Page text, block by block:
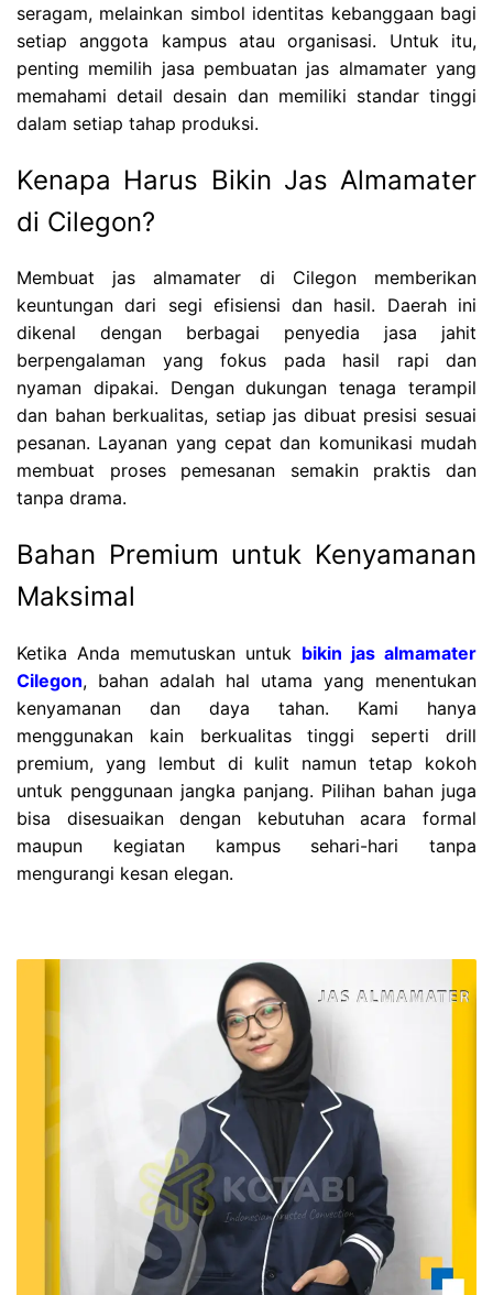
seragam, melainkan simbol identitas kebanggaan bagi
setiap anggota kampus atau organisasi. Untuk itu,
penting memilih jasa pembuatan jas almamater yang
memahami detail desain dan memiliki standar tinggi
dalam setiap tahap produksi.
Kenapa Harus Bikin Jas Almamater
di Cilegon?
Membuat jas almamater di Cilegon memberikan
keuntungan dari segi efisiensi dan hasil. Daerah ini
dikenal dengan berbagai penyedia jasa jahit
berpengalaman yang fokus pada hasil rapi dan
nyaman dipakai. Dengan dukungan tenaga terampil
dan bahan berkualitas, setiap jas dibuat presisi sesuai
pesanan. Layanan yang cepat dan komunikasi mudah
membuat proses pemesanan semakin praktis dan
tanpa drama.
Bahan Premium untuk Kenyamanan
Maksimal
Ketika Anda memutuskan untuk bikin jas almamater
Cilegon, bahan adalah hal utama yang menentukan
kenyamanan dan daya tahan. Kami hanya
menggunakan kain berkualitas tinggi seperti drill
premium, yang lembut di kulit namun tetap kokoh
untuk penggunaan jangka panjang. Pilihan bahan juga
bisa disesuaikan dengan kebutuhan acara formal
maupun kegiatan kampus sehari-hari tanpa
mengurangi kesan elegan.